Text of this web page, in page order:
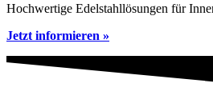
Hochwertige Edelstahllösungen für
Jetzt informieren »